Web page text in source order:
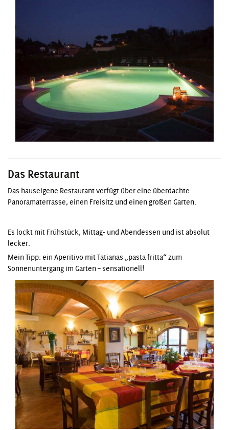
Das Restaurant
Das hauseigene Restaurant verfügt über eine überdachte
Panoramaterrasse, einen Freisitz und einen großen Garten.
Es lockt mit Frühstück, Mittag- und Abendessen und ist absolut
lecker.
Mein Tipp: ein Aperitivo mit Tatianas „pasta fritta“ zum
Sonnenuntergang im Garten – sensationell!